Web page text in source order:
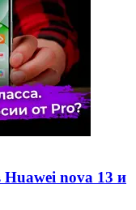
Huawei nova 13 и